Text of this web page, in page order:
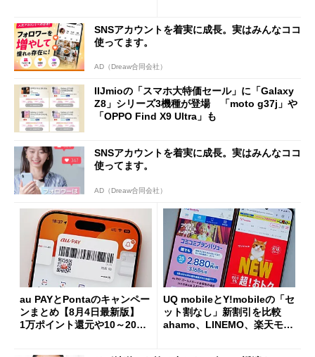
SNSアカウントを着実に成長。実はみんなココ
使ってます。
AD（Dreaw合同会社）
IIJmioの「スマホ大特価セール」に「Galaxy
Z8」シリーズ3機種が登場 「moto g37j」や
「OPPO Find X9 Ultra」も
SNSアカウントを着実に成長。実はみんなココ
使ってます。
AD（Dreaw合同会社）
au PAYとPontaのキャンペー
ンまとめ【8月4日最新版】
1万ポイント還元や10～20％
UQ mobileとY!mobileの「セ
ット割なし」新割引を比較
ahamo、LINEMO、楽天モバ